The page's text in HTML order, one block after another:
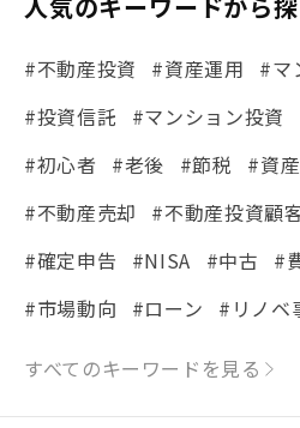
#不動産投資 #資産運用 #マ
#投資信託
#マンション投資
#初心者
#老後 #節税 #資
#不動産売却
#不動産投資顧
#確定申告
#NISA #中古 #
#市場動向
#ローン
#リノベ
#シミュレーション #まちの
すべてのキーワードを見る